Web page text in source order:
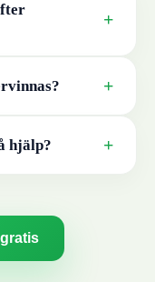
+
+
hjälp? +